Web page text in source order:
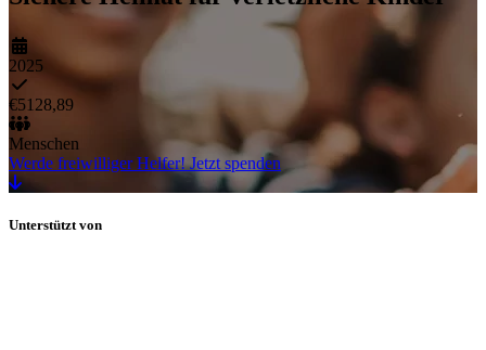
2025
€5128,89
Menschen
Werde freiwilliger Helfer!Jetzt spenden
Unterstützt von